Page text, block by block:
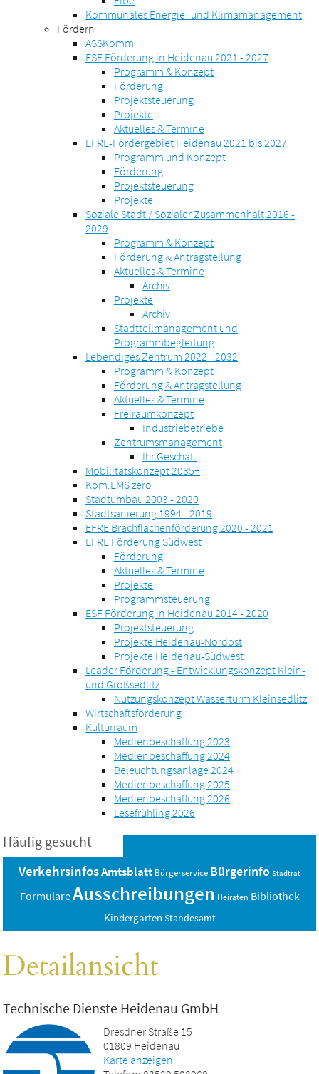
Kommunales Energie- und Klimamanagement
Fördern
ASSKomm
ESF Förderung in Heidenau 2021 - 2027
Programm & Konzept
Förderung
Projektsteuerung
Projekte
Aktuelles & Termine
EFRE-Fördergebiet Heidenau 2021 bis 2027
Programm und Konzept
Förderung
Projektsteuerung
Projekte
Soziale Stadt / Sozialer Zusammenhalt 2016 -
2029
Programm & Konzept
Förderung & Antragstellung
Aktuelles & Termine
Archiv
Projekte
Archiv
Stadtteilmanagement und
Programmbegleitung
Lebendiges Zentrum 2022 - 2032
Programm & Konzept
Förderung & Antragstellung
Aktuelles & Termine
Freiraumkonzept
Industriebetriebe
Zentrumsmanagement
Ihr Geschäft
Mobilitätskonzept 2035+
Kom.EMS zero
Stadtumbau 2003 - 2020
Stadtsanierung 1994 - 2019
EFRE Brachflächenförderung 2020 - 2021
EFRE Förderung Südwest
Förderung
Aktuelles & Termine
Projekte
Programmsteuerung
ESF Förderung in Heidenau 2014 - 2020
Projektsteuerung
Projekte Heidenau-Nordost
Projekte Heidenau-Südwest
Leader Förderung - Entwicklungskonzept Klein-
und Großsedlitz
Nutzungskonzept Wasserturm Kleinsedlitz
Wirtschaftsförderung
Kulturraum
Medienbeschaffung 2023
Medienbeschaffung 2024
Beleuchtungsanlage 2024
Medienbeschaffung 2025
Medienbeschaffung 2026
Lesefrühling 2026
Häufig gesucht
VerkehrsinfosAmtsblatt Bürgerservice Bürgerinfo Stadtrat
FormulareAusschreibungen Heiraten Bibliothek
Kindergarten Standesamt
Detailansicht
Technische Dienste Heidenau GmbH
Dresdner Straße 15
01809 Heidenau
Karte anzeigen